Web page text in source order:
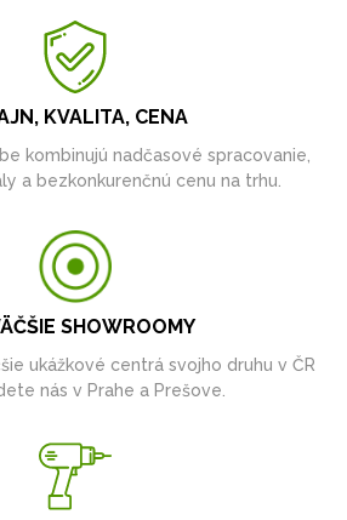
KVALITA, CENA
kombinujú nadčasové spracovanie,
a bezkonkurenčnú cenu na trhu.
SHOWROOMY
ukážkové centrá svojho druhu v ČR
nás v Prahe a Prešove.